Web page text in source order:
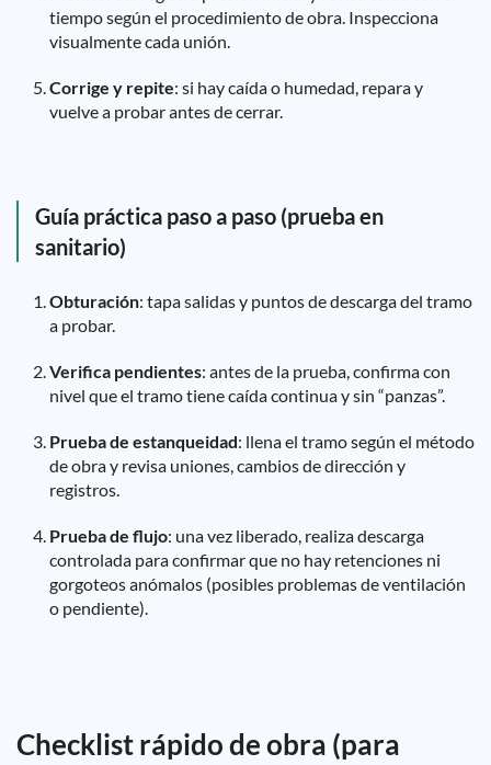
tiempo según el procedimiento de obra. Inspecciona
visualmente cada unión.
Corrige y repite: si hay caída o humedad, repara y
vuelve a probar antes de cerrar.
Guía práctica paso a paso (prueba en
sanitario)
Obturación: tapa salidas y puntos de descarga del tramo
a probar.
Verifica pendientes: antes de la prueba, confirma con
nivel que el tramo tiene caída continua y sin “panzas”.
Prueba de estanqueidad: llena el tramo según el método
de obra y revisa uniones, cambios de dirección y
registros.
Prueba de flujo: una vez liberado, realiza descarga
controlada para confirmar que no hay retenciones ni
gorgoteos anómalos (posibles problemas de ventilación
o pendiente).
Checklist rápido de obra (para